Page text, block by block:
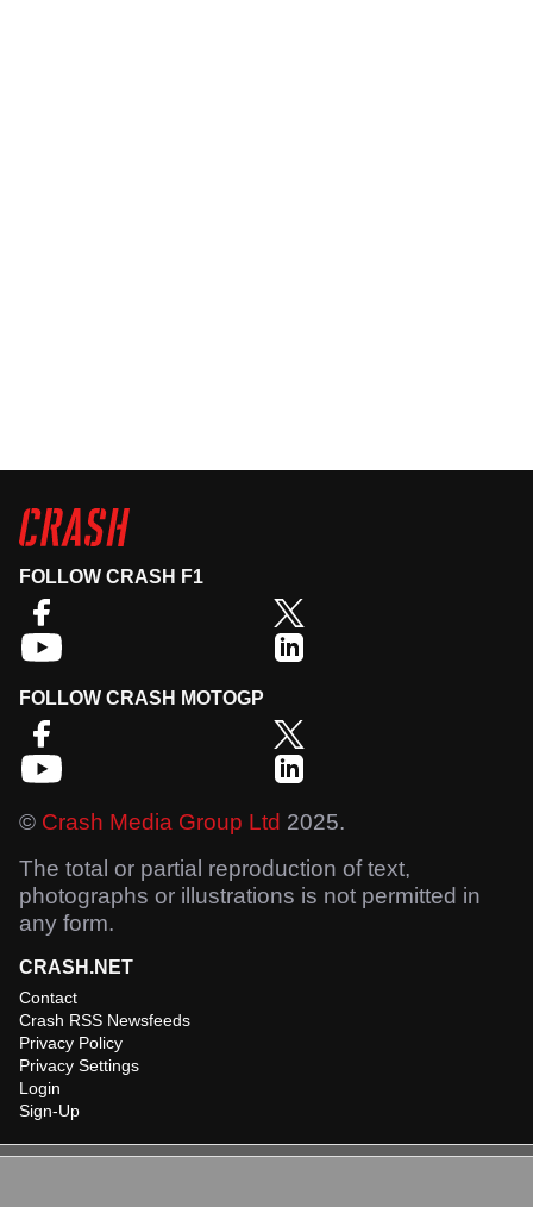
FOLLOW CRASH F1
FOLLOW CRASH MOTOGP
© Crash Media Group Ltd 2025.
The total or partial reproduction of text,
photographs or illustrations is not permitted in
any form.
CRASH.NET
Contact
Crash RSS Newsfeeds
Privacy Policy
Privacy Settings
Login
Sign-Up